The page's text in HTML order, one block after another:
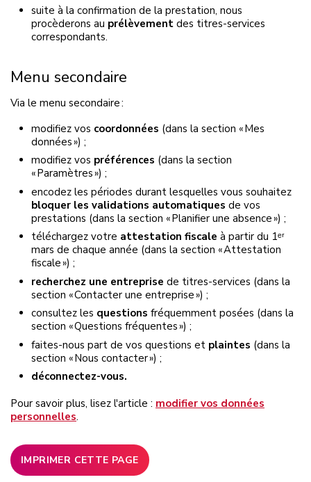
suite à la confirmation de la prestation, nous
procèderons au prélèvement des titres-services
correspondants.
Menu secondaire
Via le menu secondaire :
modifiez vos coordonnées (dans la section « Mes
données ») ;
modifiez vos préférences (dans la section
« Paramètres ») ;
encodez les périodes durant lesquelles vous souhaitez
bloquer les validations automatiques de vos
prestations (dans la section « Planifier une absence ») ;
téléchargez votre attestation fiscale à partir du 1ᵉʳ
mars de chaque année (dans la section « Attestation
fiscale ») ;
recherchez une entreprise de titres-services (dans la
section « Contacter une entreprise ») ;
consultez les questions fréquemment posées (dans la
section « Questions fréquentes ») ;
faites-nous part de vos questions et plaintes (dans la
section « Nous contacter ») ;
déconnectez-vous.
Pour savoir plus, lisez l'article : modifier vos données
personnelles.
IMPRIMER CETTE PAGE